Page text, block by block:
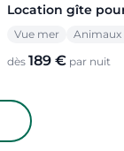
Location gîte
Vue mer Animaux
dès 189 € par nuit